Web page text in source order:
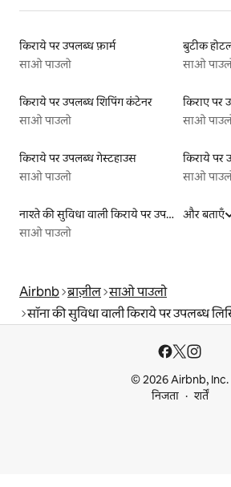
किराये पर उपलब्ध फ़ार्म
साओ पाउलो
बुटीक
साओ
किराये पर उपलब्ध शिपिंग कंटेनर
साओ पाउलो
किराए पर
साओ
किराये पर उपलब्ध गेस्टहाउस
साओ पाउलो
किराये पर
साओ
नाश्ते की सुविधा वाली किराये पर उपलब्ध लिस्टिंग
साओ पाउलो
और बताएँ
Airbnb ब्राज़ील साओ पाउलो
सॉना की सुविधा वाली किराये पर उपलब्ध
© 2026 Airbnb, Inc.
निजता
शर्तें